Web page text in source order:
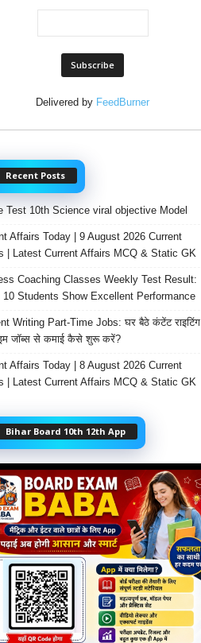
Delivered by FeedBurner
Recent Posts
Test 10th Science viral objective Model
Affairs Today | 9 August 2026 Current
| Latest Current Affairs MCQ & Static GK
Coaching Classes Weekly Test Result:
10 Students Show Excellent Performance
Writing Part-Time Jobs: घर बैठे कंटेंट राइटिंग
जॉब्स से कमाई कैसे शुरू करें?
Affairs Today | 8 August 2026 Current
| Latest Current Affairs MCQ & Static GK
Bihar Board 10th 12th App